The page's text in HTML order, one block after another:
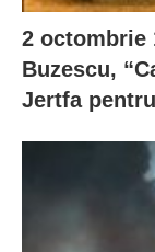
2 octombrie
Buzescu,
Jertfa